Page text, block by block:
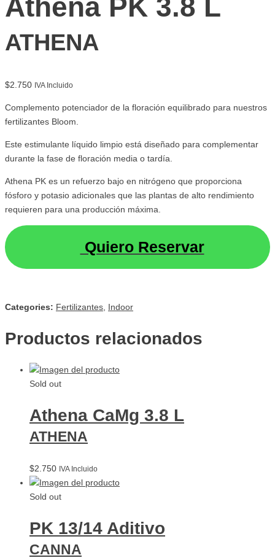
Athena PK 3.8 L
ATHENA
$2.750 IVA Incluido
Complemento potenciador de la floración equilibrado para nuestros
fertilizantes Bloom.
Este estimulante líquido limpio está diseñado para complementar
durante la fase de floración media o tardía.
Athena PK es un refuerzo bajo en nitrógeno que proporciona
fósforo y potasio adicionales que las plantas de alto rendimiento
requieren para una producción máxima.
Quiero Reservar
Categories: Fertilizantes Indoor
Productos relacionados
Sold out
Athena CaMg 3.8 L
ATHENA
$2.750 IVA Incluido
Sold out
PK 13/14 Aditivo
CANNA